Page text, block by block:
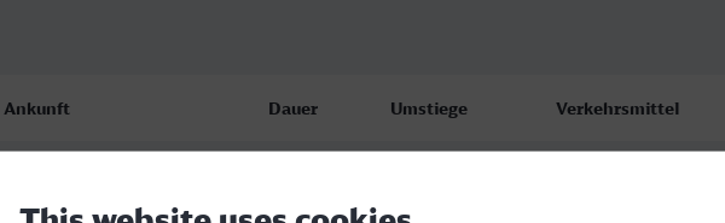
Ankunft Dauer Umstiege Verkehrsmittel
17.08.26